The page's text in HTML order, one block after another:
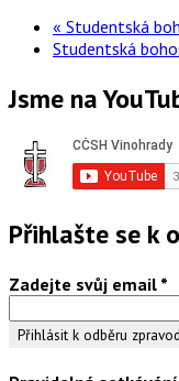
« Studentská
Studentská
Jsme na
Přihlašte se k
Zadejte svůj email *